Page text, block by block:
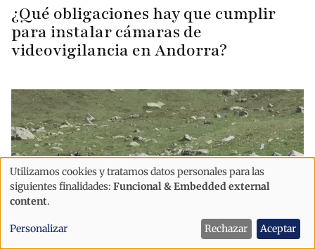
¿Qué obligaciones hay que cumplir
para instalar cámaras de
videovigilancia en Andorra?
Uso
de
datos
personales
Utilizamos cookies y tratamos datos personales para las
siguientes finalidades: Funcional & Embedded external
content.
Personalizar Rechazar Aceptar